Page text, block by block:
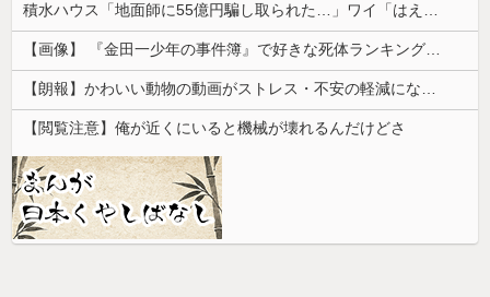
積水ハウス「地面師に55億円騙し取られた…」ワイ「はえーかわいそう…会社滅茶苦茶やろなぁ」→
【画像】 『金田一少年の事件簿』で好きな死体ランキング１位がこちら！
【朗報】かわいい動物の動画がストレス・不安の軽減になる可能性。英大学の研究で実証
【閲覧注意】俺が近くにいると機械が壊れるんだけどさ